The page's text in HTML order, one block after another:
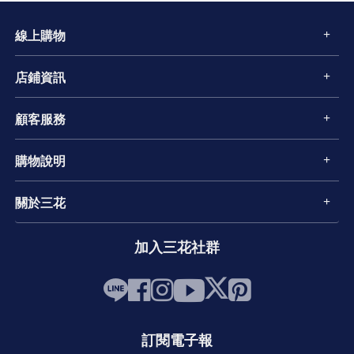
線上購物
店鋪資訊
顧客服務
購物說明
關於三花
加入三花社群
訂閱電子報